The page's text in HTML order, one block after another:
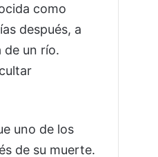
como
después, a
de un río.
uno de los
de su muerte.